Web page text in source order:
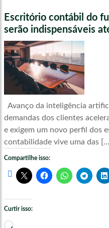
Escritório contábil do
serão indispensáveis
Avanço da inteligência
demandas dos clientes
e exigem um novo perfil dos
contabilidade vive uma das […]
Compartilhe isso:
Curtir isso:
Carregando...